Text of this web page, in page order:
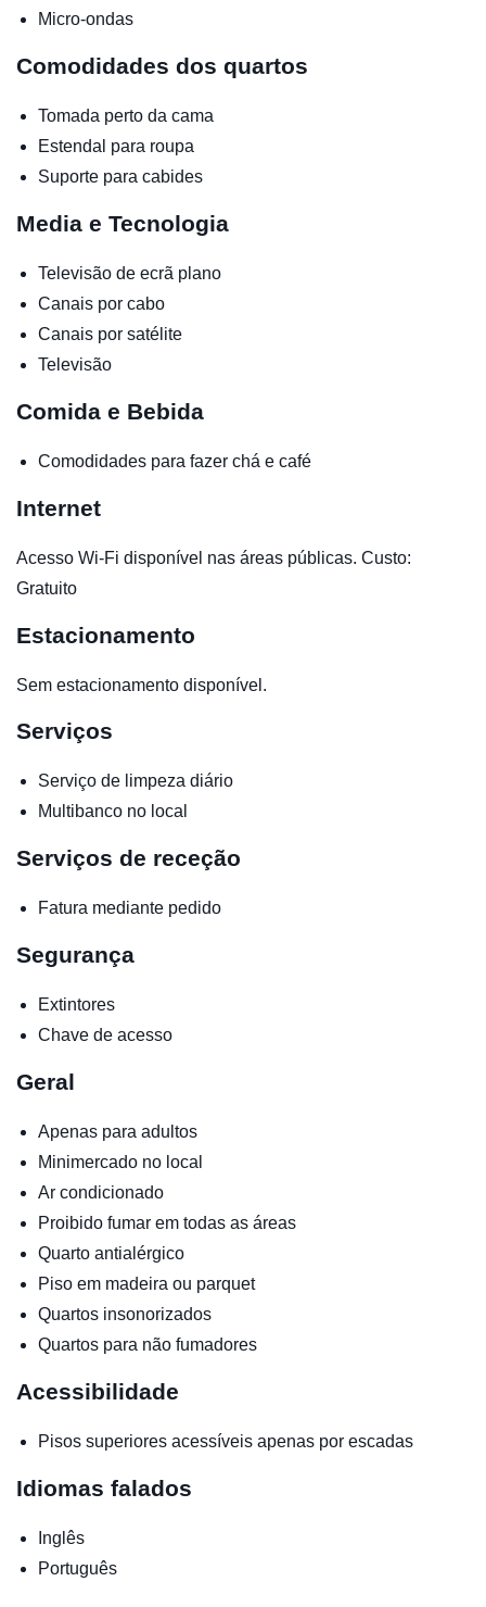
Micro-ondas
Comodidades dos quartos
Tomada perto da cama
Estendal para roupa
Suporte para cabides
Media e Tecnologia
Televisão de ecrã plano
Canais por cabo
Canais por satélite
Televisão
Comida e Bebida
Comodidades para fazer chá e café
Internet
Acesso Wi-Fi disponível nas áreas públicas. Custo:
Gratuito
Estacionamento
Sem estacionamento disponível.
Serviços
Serviço de limpeza diário
Multibanco no local
Serviços de receção
Fatura mediante pedido
Segurança
Extintores
Chave de acesso
Geral
Apenas para adultos
Minimercado no local
Ar condicionado
Proibido fumar em todas as áreas
Quarto antialérgico
Piso em madeira ou parquet
Quartos insonorizados
Quartos para não fumadores
Acessibilidade
Pisos superiores acessíveis apenas por escadas
Idiomas falados
Inglês
Português